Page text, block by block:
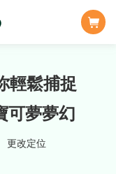
輕鬆捕捉
可夢夢幻
更改定位